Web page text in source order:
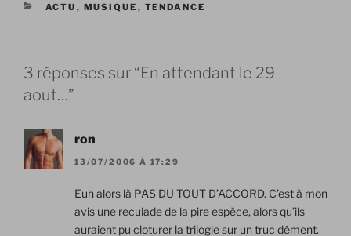
CATÉGORIES
ACTU , MUSIQUE , TENDANCE
3 réponses sur “En attendant le 29
aout…”
ron
13/07/2006 À 17:29
Euh alors là PAS DU TOUT D’ACCORD. C’est à mon
avis une reculade de la pire espèce, alors qu’ils
auraient pu cloturer la trilogie sur un truc dément.